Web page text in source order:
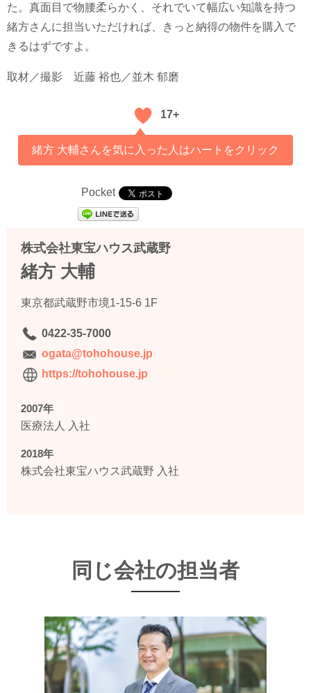
た。真面目で物腰柔らかく、それでいて幅広い知識を持つ
緒方さんに担当いただければ、きっと納得の物件を購入で
きるはずですよ。
取材／撮影 近藤 裕也／並木 郁磨
17+
緒方 大輔さんを気に入った人はハートをクリック
Pocket
株式会社東宝ハウス武蔵野
緒方 大輔
東京都武蔵野市境1-15-6 1F
0422-35-7000
ogata@tohohouse.jp
https://tohohouse.jp
2007年
医療法人 入社
2018年
株式会社東宝ハウス武蔵野 入社
同じ会社の担当者